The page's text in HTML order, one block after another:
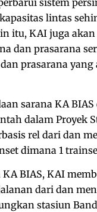
sistem
lintas
itu, KAI juga
dan prasarana
prasarana
sarana KA
dalam Proyek
rel dari dan
dimana 1
KA BIAS, KAI
dari dan
stasiun